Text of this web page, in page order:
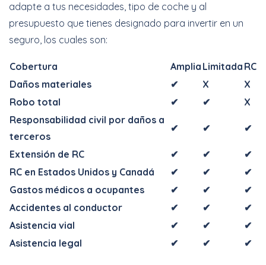
adapte a tus necesidades, tipo de coche y al
presupuesto que tienes designado para invertir en un
seguro, los cuales son:
Cobertura Amplia Limitada RC
Daños materiales
✔ X
X
Robo total
✔ ✔
X
Responsabilidad civil por daños a
terceros
✔ ✔ ✔
Extensión de RC ✔ ✔
✔
RC en Estados Unidos y Canadá
✔ ✔
✔
Gastos médicos a ocupantes
✔ ✔
✔
Accidentes al conductor
✔ ✔
✔
Asistencia vial
✔ ✔
✔
Asistencia legal
✔ ✔ ✔